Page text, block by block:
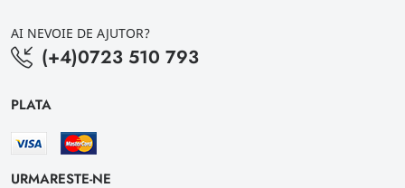
AI NEVOIE DE AJUTOR?
(+4)0723 510 793
PLATA
URMARESTE-NE